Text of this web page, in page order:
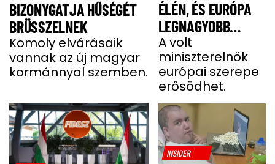
BIZONYGATJA HŰSÉGÉT
BRÜSSZELNEK
Komoly elvárásaik
vannak az új magyar
kormánnyal szemben.
ÉLÉN, ÉS EURÓPA
LEGNAGYOBB
JOBBOLDALI
SZÖVETSÉGÉT
ÉPÍTI TOVÁBB
A volt
miniszterelnök
európai szerepe
erősödhet.
INSIDER